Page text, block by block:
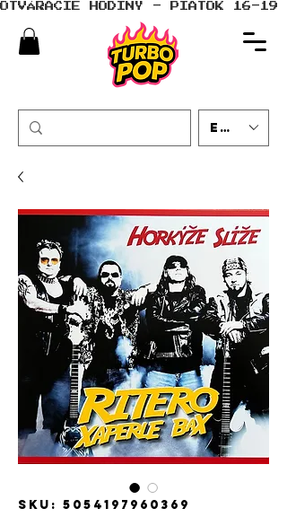
OTVÁRACIE HODINY - PIATOK 16-19
EUR (€)
SKU: 5054197960369